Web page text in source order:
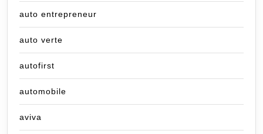
auto entrepreneur
auto verte
autofirst
automobile
aviva